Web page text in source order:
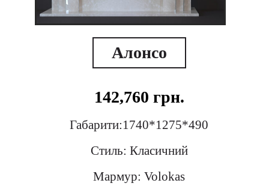
Алонсо
142,760 грн.
Габарити:1740*1275*490
Стиль: Класичний
Мармур: Volokas